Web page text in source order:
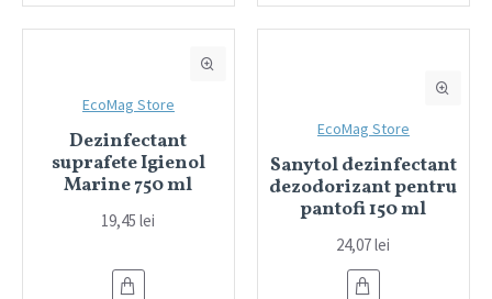
EcoMag Store
Dezinfectant
suprafete Igienol
Marine 750 ml
19,45 lei
EcoMag Store
Sanytol dezinfectant
dezodorizant pentru
pantofi 150 ml
24,07 lei